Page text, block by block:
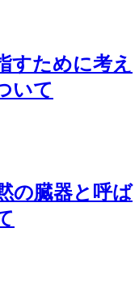
すために考え
いて
の臓器と呼ば